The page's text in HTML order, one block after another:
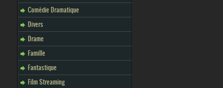
Comédie Dramatique
Divers
Drame
Famille
Fantastique
Film Streaming